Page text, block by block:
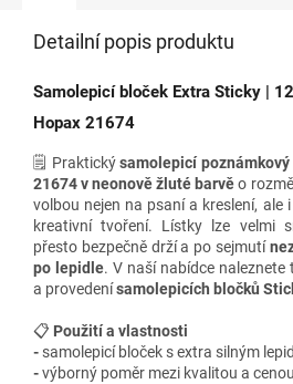
Detailní popis produktu
Samolepicí bloček Extra Sticky |
Hopax 21674
🗒️ Praktickýsamolepicí poznámkový
21674 v neonově žluté barvěo
volbou nejen na psaní a kreslení, ale
kreativní tvoření. Lístky lze velmi
přesto bezpečně drží a po sejmutí
po lepidle. V naší nabídce naleznete
a provedenísamolepicích bločků
📋 Použití a vlastnosti
- samolepicí bloček s extra silným
-výborný poměr mezi kvalitou a cenou